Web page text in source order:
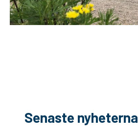
Senaste nyheterna